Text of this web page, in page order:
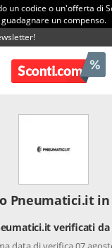
un codice o un'offerta di
guadagnare un compenso.
Pneumatici.it in
verificati da